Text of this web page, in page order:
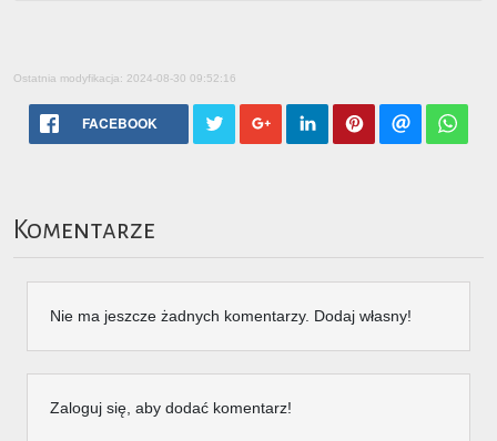
Ostatnia modyfikacja: 2024-08-30 09:52:16
FACEBOOK
Komentarze
Nie ma jeszcze żadnych komentarzy. Dodaj własny!
Zaloguj się, aby dodać komentarz!